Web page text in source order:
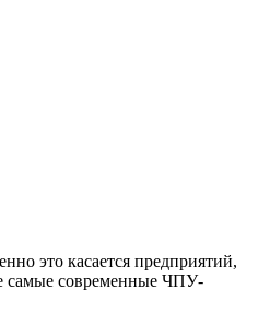
это касается предприятий,
самые современные ЧПУ-